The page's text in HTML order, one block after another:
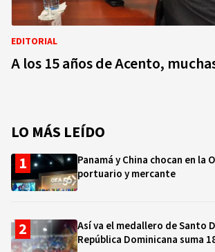
EDITORIAL
A los 15 años de Acento,
LO MÁS LEÍDO
Panamá y China chocan en la
portuario y mercante
Así va el medallero de Santo
República Dominicana suma